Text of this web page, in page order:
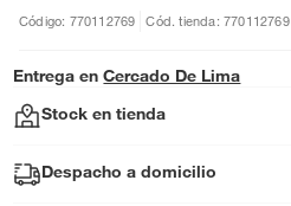
Código: 770112769 Cód. tienda: 770112769
Entrega en Cercado De Lima
Stock en tienda
Despacho a domicilio